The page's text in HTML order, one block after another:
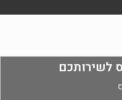
לשירותכם